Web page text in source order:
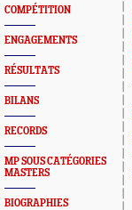
COMPÉTITION
ENGAGEMENTS
RÉSULTATS
BILANS
RECORDS
MP SOUS CATÉGORIES
MASTERS
BIOGRAPHIES